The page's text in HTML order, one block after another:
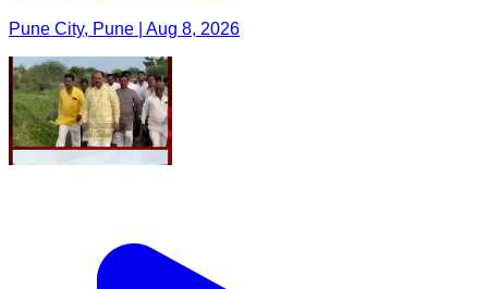
Pune City, Pune | Aug 8, 2026